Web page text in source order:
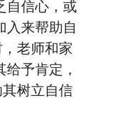
自信心，或
入来帮助自
老师和家
予肯定，
树立自信